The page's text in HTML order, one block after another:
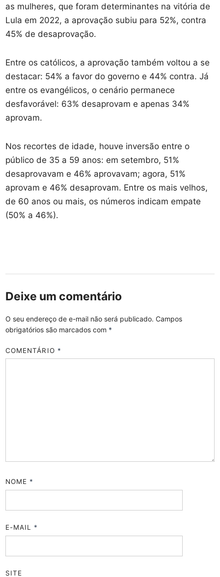
as mulheres, que foram determinantes na vitória de
Lula em 2022, a aprovação subiu para 52%, contra
45% de desaprovação.
Entre os católicos, a aprovação também voltou a se
destacar: 54% a favor do governo e 44% contra. Já
entre os evangélicos, o cenário permanece
desfavorável: 63% desaprovam e apenas 34%
aprovam.
Nos recortes de idade, houve inversão entre o
público de 35 a 59 anos: em setembro, 51%
desaprovavam e 46% aprovavam; agora, 51%
aprovam e 46% desaprovam. Entre os mais velhos,
de 60 anos ou mais, os números indicam empate
(50% a 46%).
Deixe um comentário
O seu endereço de e-mail não será publicado. Campos
obrigatórios são marcados com *
COMENTÁRIO *
NOME *
E-MAIL *
SITE